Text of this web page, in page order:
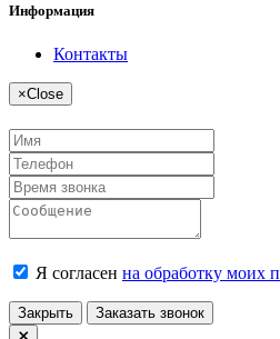
Информация
Контакты
×Close
Я согласен на обработку моих
Закрыть Заказать звонок